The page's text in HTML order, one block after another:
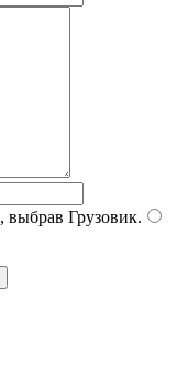
выбрав Грузовик.